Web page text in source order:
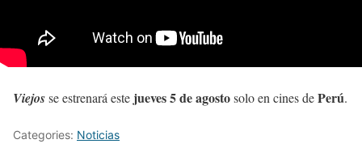
Viejosse estrenará este jueves 5 de agostosolo en cines dePerú.
Categories: Noticias